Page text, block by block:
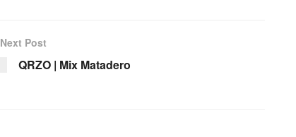
Next Post
QRZO | Mix Matadero